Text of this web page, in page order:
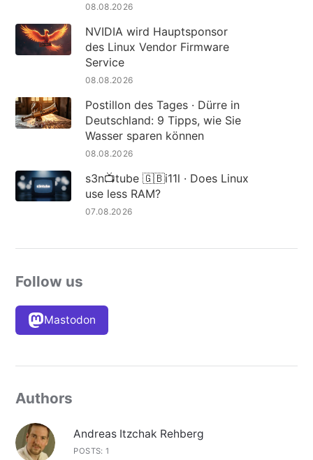
08.08.2026
NVIDIA wird Hauptsponsor
des Linux Vendor Firmware
Service
08.08.2026
Postillon des Tages · Dürre in
Deutschland: 9 Tipps, wie Sie
Wasser sparen können
08.08.2026
s3n📺tube 🇬🇧i11l · Does Linux
use less RAM?
07.08.2026
Follow us
Mastodon
Authors
Andreas Itzchak Rehberg
POSTS: 1